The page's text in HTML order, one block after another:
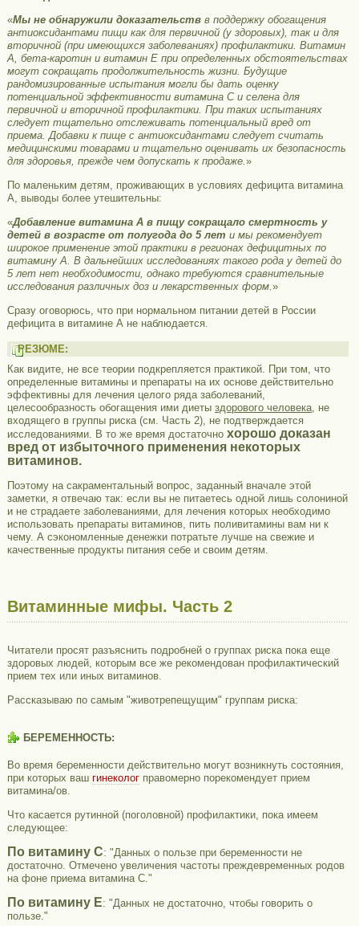
«Мы не обнаружили доказательствв поддержку обогащения
антиоксидантами пищи как для первичной (у здоровых), так и для
вторичной (при имеющихся заболеваниях) профилактики. Витамин
А, бета-каротин и витамин Е при определенных обстоятельствах
могут сокращать продолжительность жизни. Будущие
рандомизированные испытания могли бы дать оценку
потенциальной эффективности витамина С и селена для
первичной и вторичной профилактики. При таких испытаниях
следует тщательно отслеживать потенциальный вред от
приема. Добавки к пище с антиоксидантами следует считать
медицинскими товарами и тщательно оценивать их безопасность
для здоровья, прежде чем допускать к продаже.»
По маленьким детям, проживающих в условиях дефицита витамина
А, выводы более утешительны:
«Добавление витамина А в пищу сокращало смертность у
детей в возрасте от полугода до 5 лет и мы рекомендует
широкое применение этой практики в регионах дефицитных по
витамину А. В дальнейших исследованиях такого рода у детей до
5 лет нет необходимости, однако требуются сравнительные
исследования различных доз и лекарственных форм.»
Сразу оговорюсь, что при нормальном питании детей в России
дефицита в витамине А не наблюдается.
РЕЗЮМЕ:
Как видите, не все теории подкрепляется практикой. При том, что
определенные витамины и препараты на их основе действительно
эффективны для лечения целого ряда заболеваний,
целесообразность обогащения ими диеты здорового человека, не
входящего в группы риска (см. Часть 2), не подтверждается
исследованиями. В то же время достаточно хорошо доказан
вред от избыточного применения некоторых
витаминов.
Поэтому на сакраментальный вопрос, заданный вначале этой
заметки, я отвечаю так: если вы не питаетесь одной лишь солониной
и не страдаете заболеваниями, для лечения которых необходимо
использовать препараты витаминов, пить поливитамины вам ни к
чему. А сэкономленные денежки потратьте лучше на свежие и
качественные продукты питания себе и своим детям.
Витаминные мифы. Часть 2
Читатели просят разъяснить подробней о группах риска пока еще
здоровых людей, которым все же рекомендован профилактический
прием тех или иных витаминов.
Рассказываю по самым "животрепещущим" группам риска:
БЕРЕМЕННОСТЬ:
Во время беременности действительно могут возникнуть состояния,
при которых ваш гинекологправомерно порекомендует прием
витамина/ов.
Что касается рутинной (поголовной) профилактики, пока имеем
следующее:
По витамину С: "Данных о пользе при беременности не
достаточно. Отмечено увеличения частоты преждевременных родов
на фоне приема витамина С."
По витамину Е: "Данных не достаточно, чтобы говорить о
пользе."